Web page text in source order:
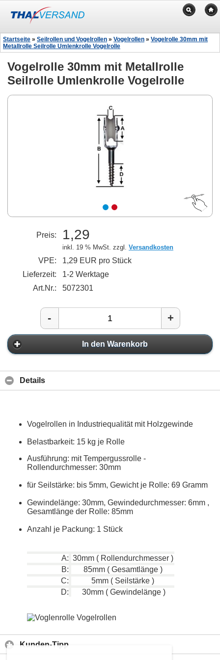
Startseite » Seilrollen und Vogelrollen » Vogelrollen » Vogelrolle 30mm mit
Metallrolle Seilrolle Umlenkrolle Vogelrolle
Vogelrolle 30mm mit Metallrolle
Seilrolle Umlenkrolle Vogelrolle
Preis: 1,29
inkl. 19 % MwSt. zzgl. Versandkosten
VPE:
1,29 EUR pro Stück
Lieferzeit:
1-2 Werktage
Art.Nr.:
5072301
- +
In den Warenkorb
Details
Vogelrollen in Industriequalität mit Holzgewinde
Belastbarkeit: 15 kg je Rolle
Ausführung: mit Tempergussrolle -
Rollendurchmesser: 30mm
für Seilstärke: bis 5mm, Gewicht je Rolle: 69 Gramm
Gewindelänge: 30mm, Gewindedurchmesser: 6mm ,
Gesamtlänge der Rolle: 85mm
Anzahl je Packung: 1 Stück
A: 30mm ( Rollendurchmesser )
B:
85mm ( Gesamtlänge )
C:
5mm ( Seilstärke )
D:
30mm ( Gewindelänge )
Kunden-Tipp